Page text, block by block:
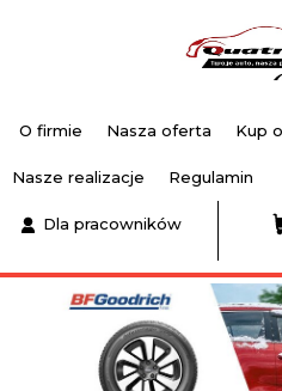
O firmie Nasza oferta Kup
Nasze realizacje Regulamin
Dla pracowników